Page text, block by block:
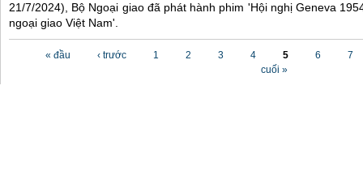
21/7/2024), Bộ Ngoại giao đã phát hành phim 'Hội nghị Geneva
ngoại giao Việt Nam'.
« đầu ‹ trước 1 2 3 4 5 6
7
cuối »